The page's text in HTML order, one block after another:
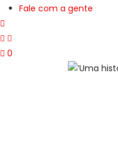
Fale com a gente
0